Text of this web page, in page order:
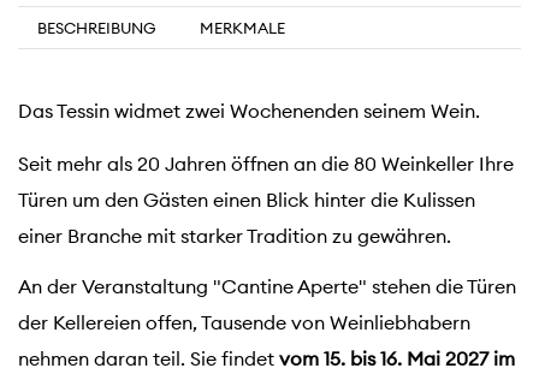
BESCHREIBUNG MERKMALE
Das Tessin widmet zwei Wochenenden seinem Wein.
Seit mehr als 20 Jahren öffnen an die 80 Weinkeller Ihre
Türen um den Gästen einen Blick hinter die Kulissen
einer Branche mit starker Tradition zu gewähren.
An der Veranstaltung "Cantine Aperte" stehen die Türen
der Kellereien offen, Tausende von Weinliebhabern
nehmen daran teil. Sie findet vom 15. bis 16. Mai 2027 im